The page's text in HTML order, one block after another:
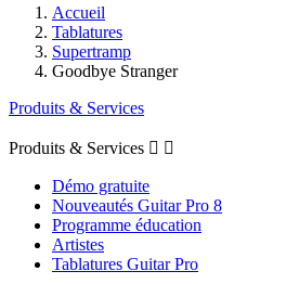
Accueil
Tablatures
Supertramp
Goodbye Stranger
Produits & Services
Produits & Services  
Démo gratuite
Nouveautés Guitar Pro 8
Programme éducation
Artistes
Tablatures Guitar Pro